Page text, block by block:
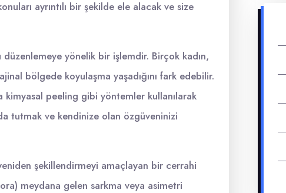
ayrıntılı bir şekilde ele alacak ve size
yönelik bir işlemdir. Birçok kadın,
bölgede koyulaşma yaşadığını fark edebilir.
peeling gibi yöntemler kullanılarak
tutmak ve kendinize olan özgüveninizi
şekillendirmeyi amaçlayan bir cerrahi
meydana gelen sarkma veya asimetri